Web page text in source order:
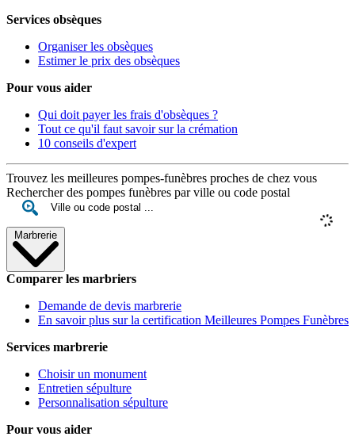
Services obsèques
Organiser les obsèques
Estimer le prix des obsèques
Pour vous aider
Qui doit payer les frais d'obsèques ?
Tout ce qu'il faut savoir sur la crémation
10 conseils d'expert
Trouvez les meilleures pompes-funèbres proches de chez vous
Rechercher des pompes funèbres par ville ou code postal
Marbrerie
Comparer les marbriers
Demande de devis marbrerie
En savoir plus sur la certification Meilleures Pompes Funèbres
Services marbrerie
Choisir un monument
Entretien sépulture
Personnalisation sépulture
Pour vous aider